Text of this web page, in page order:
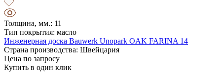
Толщина, мм.: 11
Тип покрытия: масло
Инженерная доска Bauwerk Unopark OAK FARINA 14
Страна производства: Швейцария
Цена по запросу
Купить в один клик